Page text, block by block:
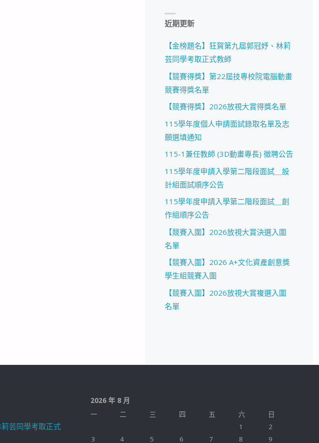
近期更新
【金榜題名】狂賀第九屆郭冠妤、林莉
芸同學考取正式教師
【競賽得獎】第22屆技專校院電腦動畫
競賽得獎名單
【競賽得獎】2026放視大賞得獎名單
115學年度個人申請面試錄取名單及志
願選填通知
115-1兼任教師 (3D動畫專長) 徵聘公告
115學年度申請入學第二階段面試＿設
計組面試順序公告
115學年度申請入學第二階段面試＿創
作組順序公告
【競賽入圍】2026放視大賞決選入圍
名單
【競賽入圍】2026 A+文化資產創意獎
學生組競賽入圍
【競賽入圍】2026放視大賞複選入圍
名單
莉芸同學考取正式
2026 年 8 月
一
二 三 四 五 六
日
1
2
3
4 5 6 7 8 9